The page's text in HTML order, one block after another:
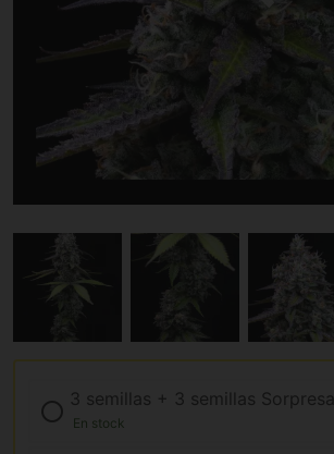
3 semillas + 3 semillas Sorpresa
En stock